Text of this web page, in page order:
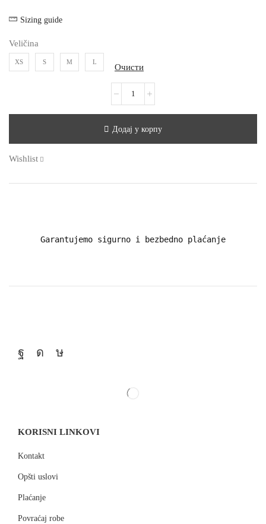
Sizing guide
Veličina
XS S M L
Очисти
Додај у корпу
Wishlist
Garantujemo sigurno i bezbedno plaćanje
KORISNI LINKOVI
Kontakt
Opšti uslovi
Plaćanje
Povraćaj robe